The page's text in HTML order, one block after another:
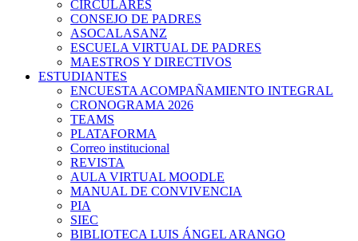
CIRCULARES
CONSEJO DE PADRES
ASOCALASANZ
ESCUELA VIRTUAL DE PADRES
MAESTROS Y DIRECTIVOS
ESTUDIANTES
ENCUESTA ACOMPAÑAMIENTO INTEGRAL
CRONOGRAMA 2026
TEAMS
PLATAFORMA
Correo institucional
REVISTA
AULA VIRTUAL MOODLE
MANUAL DE CONVIVENCIA
PIA
SIEC
BIBLIOTECA LUIS ÁNGEL ARANGO